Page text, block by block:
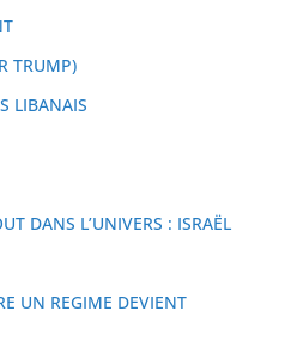
TRUMP)
LIBANAIS
DANS L’UNIVERS : ISRAËL
UN REGIME DEVIENT